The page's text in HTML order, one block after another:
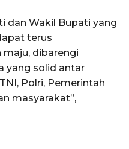
dan Wakil Bupati yang
terus
dibarengi
yang solid antar
Polri, Pemerintah
masyarakat”,